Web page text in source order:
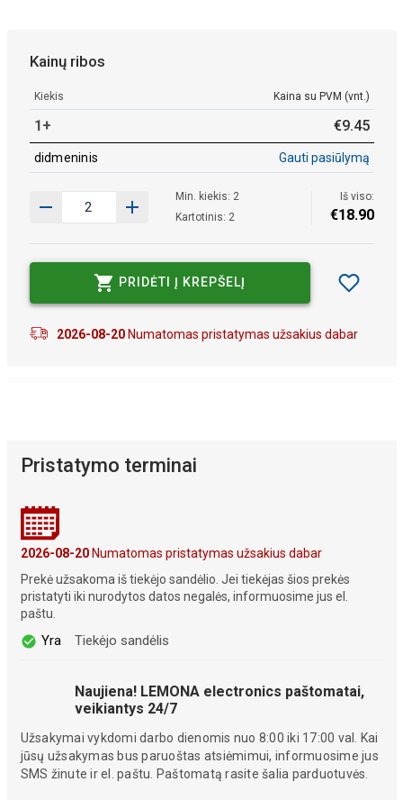
Kainų ribos
Kiekis Kaina su PVM (vnt.)
1+ €9.45
didmeninis Gauti pasiūlymą
Min. kiekis: 2
Kartotinis: 2
Iš viso:
€18.90
PRIDĖTI Į KREPŠELĮ
2026-08-20Numatomas pristatymas užsakius dabar
Pristatymo terminai
2026-08-20Numatomas pristatymas užsakius dabar
Prekė užsakoma iš tiekėjo sandėlio. Jei tiekėjas šios prekės
pristatyti iki nurodytos datos negalės, informuosime jus el.
paštu.
Yra Tiekėjo sandėlis
Naujiena! LEMONA electronics paštomatai,
veikiantys 24/7
Užsakymai vykdomi darbo dienomis nuo 8:00 iki 17:00 val. Kai
jūsų užsakymas bus paruoštas atsiėmimui, informuosime jus
SMS žinute ir el. paštu. Paštomatą rasite šalia parduotuvės.